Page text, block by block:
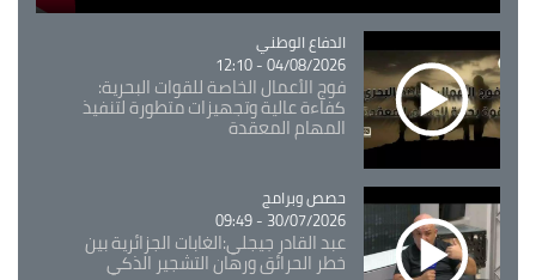
Catégorie
الدفاع الوطني
04/08/2026 - 12:10
فوج الأعمال الخاصة للقوات البحرية:
كفاءة عالية وتجهيزات متطورة لتنفيذ
المهام المعقدة
Catégorie
حصص وبرامج
30/07/2026 - 09:49
عبد القادر جيجلي:الغابات الجزائرية بين
خطر الحرائق ورهان التشجير الذكي